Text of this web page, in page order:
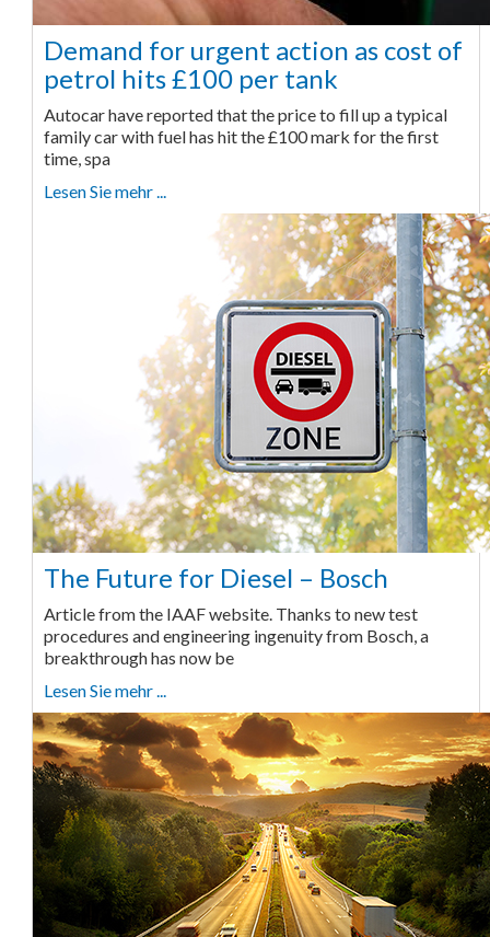
Demand for urgent action as cost of
petrol hits £100 per tank
Autocar have reported that the price to fill up a typical
family car with fuel has hit the £100 mark for the first
time, spa
Lesen Sie mehr ...
The Future for Diesel – Bosch
Article from the IAAF website. Thanks to new test
procedures and engineering ingenuity from Bosch, a
breakthrough has now be
Lesen Sie mehr ...